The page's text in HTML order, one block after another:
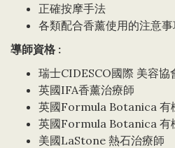
正確按摩手法
各類配合香薰使用的注意
導師資格 :
瑞士CIDESCO國際 美容協
英國IFA香薰治療師
英國Formula Botanica 有
英國Formula Botanica 有
美國LaStone 熱石治療師